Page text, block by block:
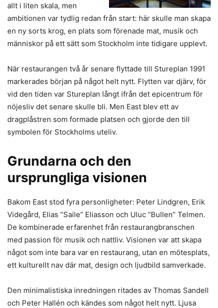
allt i liten skala, men
ambitionen var tydlig redan från start: här skulle man skapa
en ny sorts krog, en plats som förenade mat, musik och
människor på ett sätt som Stockholm inte tidigare upplevt.
När restaurangen två år senare flyttade till Stureplan 1991
markerades början på något helt nytt. Flytten var djärv, för
vid den tiden var Stureplan långt ifrån det epicentrum för
nöjesliv det senare skulle bli. Men East blev ett av
dragplåstren som formade platsen och gjorde den till
symbolen för Stockholms uteliv.
Grundarna och den
ursprungliga visionen
Bakom East stod fyra personligheter: Peter Lindgren, Erik
Videgård, Elias “Saile” Eliasson och Uluc “Bullen” Telmen.
De kombinerade erfarenhet från restaurangbranschen
med passion för musik och nattliv. Visionen var att skapa
något som inte bara var en restaurang, utan en mötesplats,
ett kulturellt nav där mat, design och ljudbild samverkade.
Den minimalistiska inredningen ritades av Thomas Sandell
och Peter Hallén och kändes som något helt nytt. Ljusa